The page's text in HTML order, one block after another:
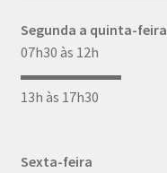
Segunda a quinta-feira
07h30 às 12h
▬▬▬▬▬▬▬
13h às 17h30
Sexta-feira